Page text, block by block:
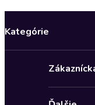
Kategórie